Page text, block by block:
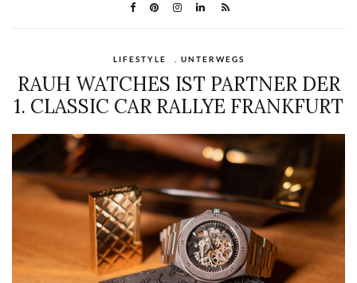
LIFESTYLE UNTERWEGS
RAUH WATCHES IST PARTNER DER
1. CLASSIC CAR RALLYE FRANKFURT